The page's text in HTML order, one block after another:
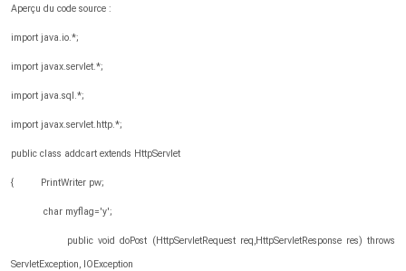
Aperçu du code source :
import java.io.*;
import javax.servlet.*;
import java.sql.*;
import javax.servlet.http.*;
public class addcart extends HttpServlet
{ PrintWriter pw;
char myflag='y';
public void doPost (HttpServletRequest req,HttpServletResponse res) throws
ServletException, IOException